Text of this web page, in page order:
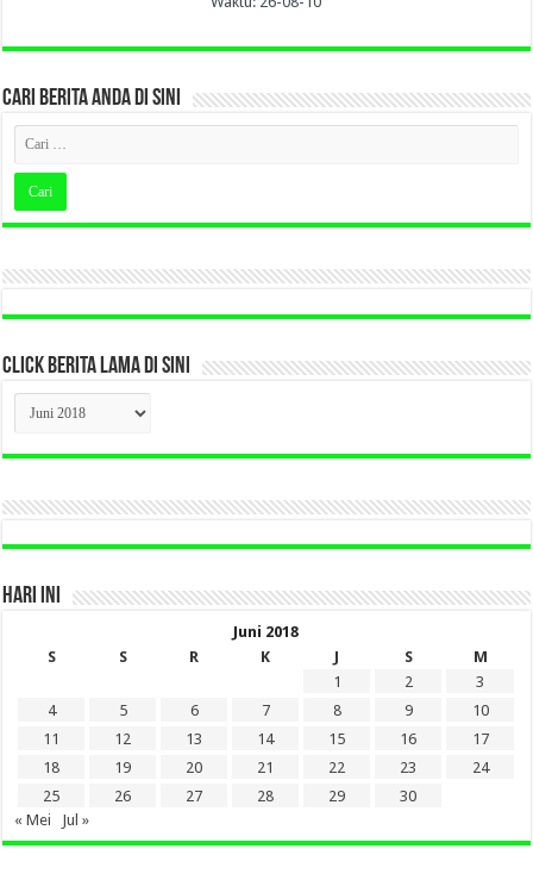
CARI BERITA ANDA DI SINI
CLICK BERITA LAMA DI SINI
CLICK
BERITA
LAMA
DI
HARI INI
Juni 2018
S
S R K J S
M
1
2
3
4
5 6 7 8 9
10
11
12 13 14 15 16
17
18
19 20 21 22 23
24
25
26 27 28 29
30
« Mei
Jul »